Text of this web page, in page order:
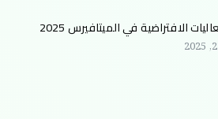
الافتراضية في الميتافيرس 2025